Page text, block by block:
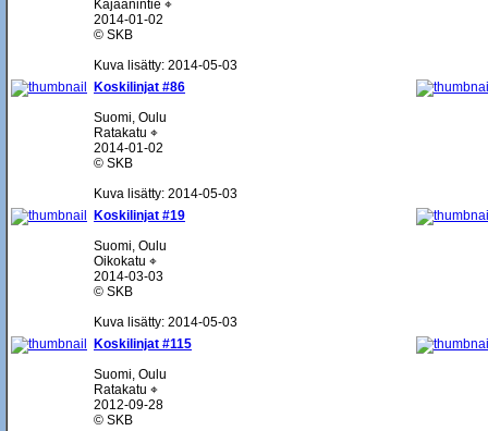
Kajaanintie ⌖
2014-01-02
© SKB
Kuva lisätty: 2014-05-03
Koskilinjat #86
Suomi, Oulu
Ratakatu ⌖
2014-01-02
© SKB
Kuva lisätty: 2014-05-03
Koskilinjat #19
Suomi, Oulu
Oikokatu ⌖
2014-03-03
© SKB
Kuva lisätty: 2014-05-03
Koskilinjat #115
Suomi, Oulu
Ratakatu ⌖
2012-09-28
© SKB